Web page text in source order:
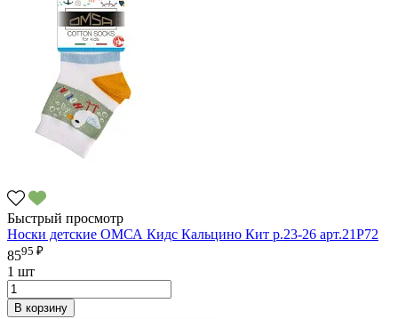
Быстрый просмотр
Носки детские ОМСА Кидс Кальцино Кит р.23-26 арт.21P72
8595 ₽
1 шт
В корзину